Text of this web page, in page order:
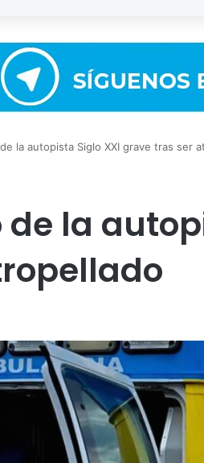
la autopista Siglo XXI grave tras ser
la